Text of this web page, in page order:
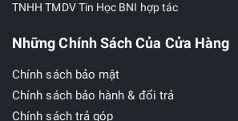
TNHH TMDV Tin Học BNI hợp tác
Những Chính Sách Của Cửa Hàng
Chính sách bảo mật
Chính sách bảo hành & đổi trả
Chính sách trả góp